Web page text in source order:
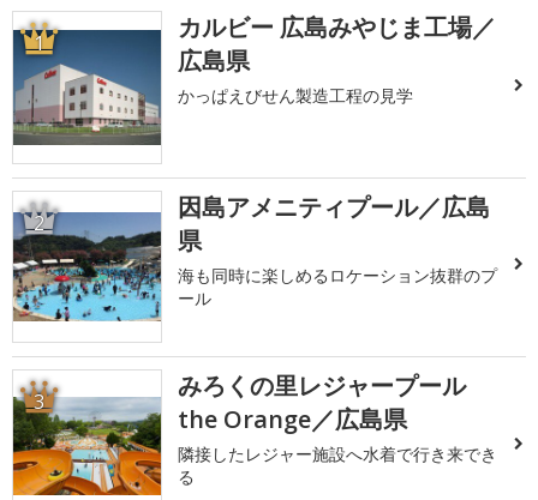
1
カルビー 広島みやじま工場／
広島県
かっぱえびせん製造工程の見学
2
因島アメニティプール／広島
県
海も同時に楽しめるロケーション抜群のプ
ール
3
みろくの里レジャープール
the Orange／広島県
隣接したレジャー施設へ水着で行き来でき
る